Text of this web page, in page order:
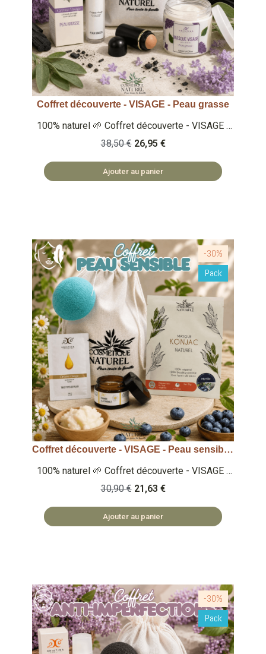
Aperçu rapide
Coffret découverte - VISAGE - Peau grasse
100% naturel 🌱 Coffret découverte - VISAGE -
Peau grasse - Masque visage peau grasse
(200ml) - Rouleau volcanique matifiant - Eponge
konjac au charbon - Crème visage pour peau
grasse (50ml) 🏡 COSMÉTIQUES FABRIQUÉS
38,50 € 26,95 €
Ajouter au panier
Aperçu rapide
-30%
Pack
Coffret découverte - VISAGE - Peau sensible et réactive
100% naturel 🌱 Coffret découverte - VISAGE -
Peau sensible et réactive - Pommade peau
sensible (40ml) - Masque visage konjac myrtille
- Eponge konjac myrtille - Crème visage au
beurre de karité (5ml) 🏡 COSMÉTIQUES
30,90 € 21,63 €
Ajouter au panier
-30%
Pack